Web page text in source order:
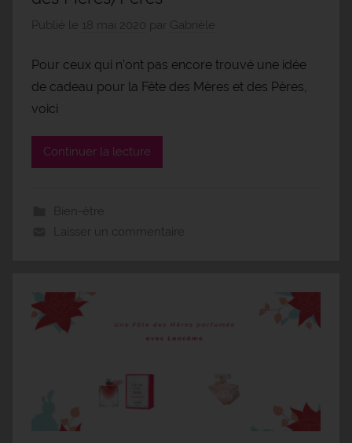
Publié le 18 mai 2020 par Gabrièle
Pour ceux qui n’ont pas encore trouvé une idée
de cadeau pour la Fête des Mères et des Pères,
voici
Continuer la lecture
Bien-être
Laisser un commentaire